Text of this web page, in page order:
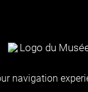
navigation